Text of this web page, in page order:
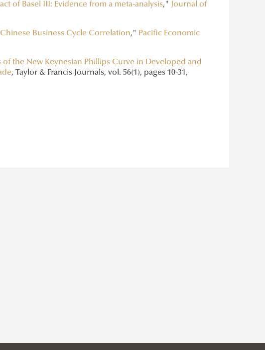
of Basel III: Evidence from a meta-analysis," Journal of
Business Cycle Correlation," Pacific Economic
of the New Keynesian Phillips Curve in Developed and
, Taylor & Francis Journals, vol. 56(1), pages 10-31,